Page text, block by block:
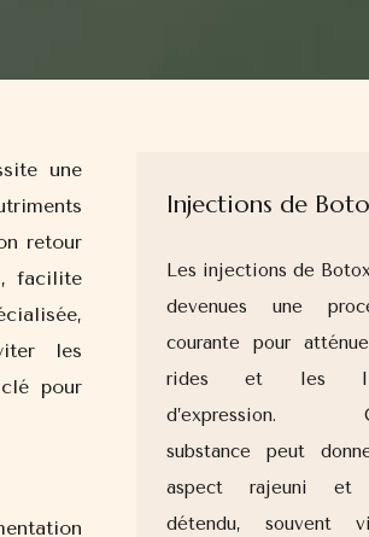
retour
facilite
les
pour
Injections de
Les injections de
devenues une
courante pour
rides et les
d’expression.
substance peut
aspect rajeuni et
détendu, souvent